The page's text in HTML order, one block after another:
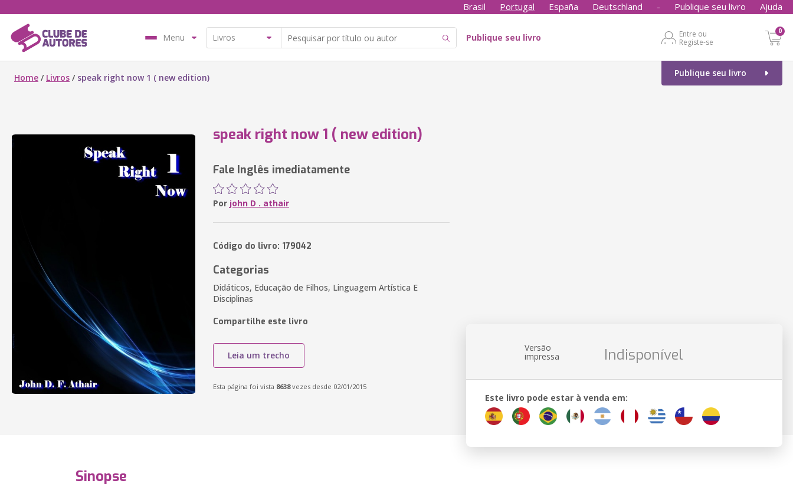
Brasil Portugal España Deutschland - Publique seu livro Ajuda
Menu Publique seu livro
Entre ou
Registe-se
0
Publique seu livro
Home / Livros / speak right now 1 ( new edition)
speak right now 1 ( new edition)
Fale Inglês imediatamente
Por john D . athair
Código do livro: 179042
Categorias
Didáticos, Educação de Filhos, Linguagem Artística E
Disciplinas
Compartilhe este livro
Leia um trecho
Esta página foi vista 8638vezes desde 02/01/2015
Versão
impressa Indisponível
Este livro pode estar à venda em:
Sinopse